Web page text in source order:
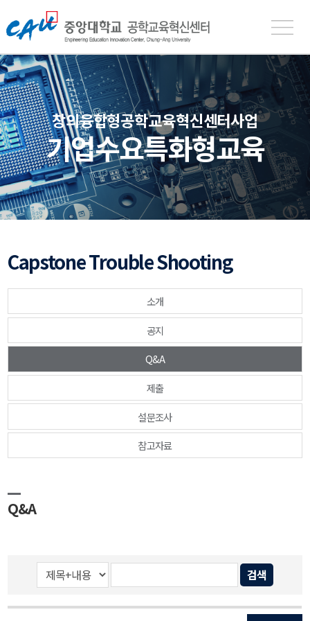
중
앙
대
학
교
공
학
교
육
혁
신
센
터
창의융합형공학교육혁신센터사업
기업수요특화형교육
Capstone Trouble Shooting
소개
공지
Q&A
제출
설문조사
참고자료
Q&A
검색